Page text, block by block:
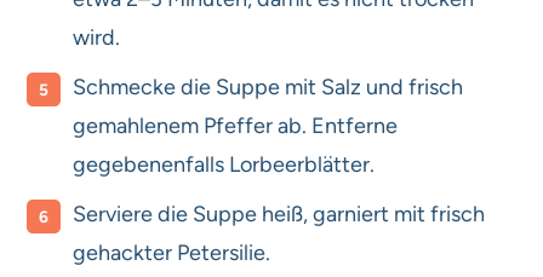
wird.
Schmecke die Suppe mit Salz und frisch
gemahlenem Pfeffer ab. Entferne
gegebenenfalls Lorbeerblätter.
Serviere die Suppe heiß, garniert mit frisch
gehackter Petersilie.